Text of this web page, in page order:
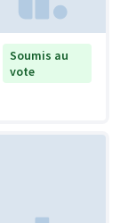
Soumis au
vote